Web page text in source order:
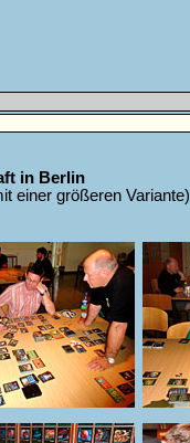
in Berlin
einer größeren Variante)